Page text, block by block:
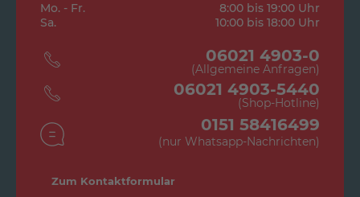
Mo. - Fr.
8:00 bis 19:00 Uhr
Sa.
10:00 bis 18:00 Uhr
06021 4903-0
(Allgemeine Anfragen)
06021 4903-5440
(Shop-Hotline)
0151 58416499
(nur Whatsapp-Nachrichten)
Zum Kontaktformular